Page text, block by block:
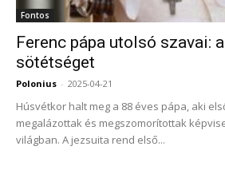
Fontos
Ferenc pápa utolsó szavai:
sötétséget
Polonius - 2025-04-21
Húsvétkor halt meg a 88 éves pápa, aki
megalázottak és megszomorítottak
világban. A jezsuita rend első...